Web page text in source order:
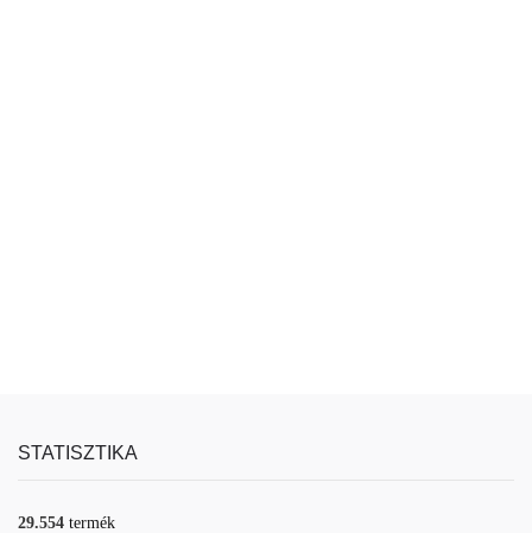
STATISZTIKA
29.554 termék